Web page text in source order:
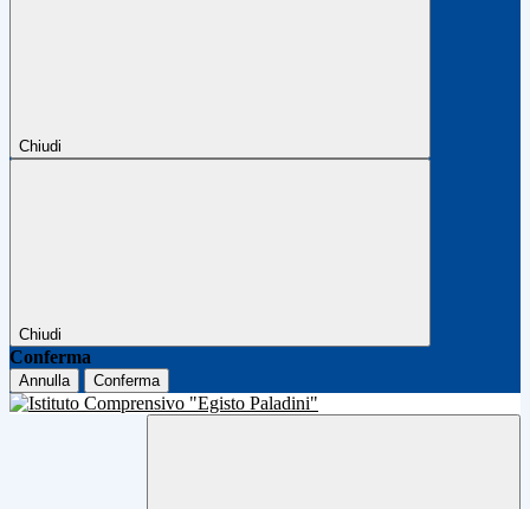
Chiudi
Chiudi
Conferma
Annulla Conferma